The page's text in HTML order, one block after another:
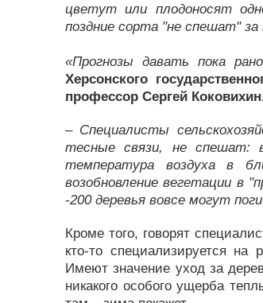
цветут или плодоносят
поздние сорта "не спешат" за
«Прогнозы давать пока
Херсонского
профессор Сергей
– Специалисты
тесные связи, не спешат:
температура воздуха в
возобновление вегетации в
-200 деревья вовсе могут
Кроме того, говорят
кто-то специализируется на
Имеют значение уход за
никакого особого ущерба